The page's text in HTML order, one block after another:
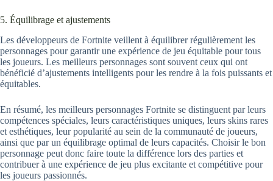
5. Équilibrage et ajustements
Les développeurs de Fortnite veillent à équilibrer régulièrement les
personnages pour garantir une expérience de jeu équitable pour tous
les joueurs. Les meilleurs personnages sont souvent ceux qui ont
bénéficié d’ajustements intelligents pour les rendre à la fois puissants et
équitables.
En résumé, les meilleurs personnages Fortnite se distinguent par leurs
compétences spéciales, leurs caractéristiques uniques, leurs skins rares
et esthétiques, leur popularité au sein de la communauté de joueurs,
ainsi que par un équilibrage optimal de leurs capacités. Choisir le bon
personnage peut donc faire toute la différence lors des parties et
contribuer à une expérience de jeu plus excitante et compétitive pour
les joueurs passionnés.